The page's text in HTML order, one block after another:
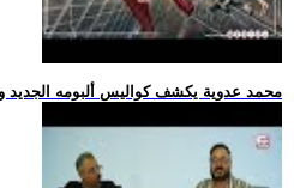
.. محمد عدوية يكشف كواليس ألبومه